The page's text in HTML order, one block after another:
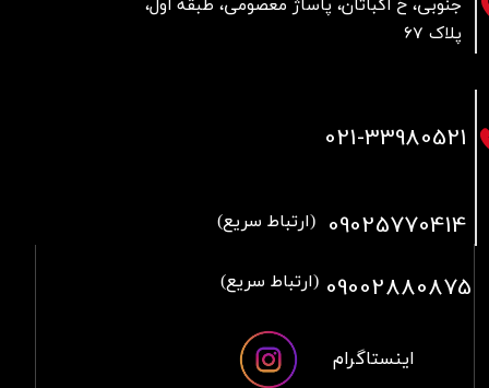
پلاک 67
021-33980521
09025770414 (ارتباط سریع)
09002880875 (ارتباط سریع)
اینستاگرام